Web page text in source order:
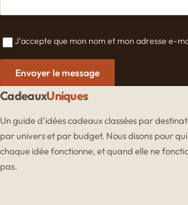
J’accepte que mon nom et mon adresse e-
Envoyer le message
CadeauxUniques
Un guide d’idées cadeaux classées par
par univers et par budget. Nous disons pour qui
chaque idée fonctionne, et quand elle ne
pas.